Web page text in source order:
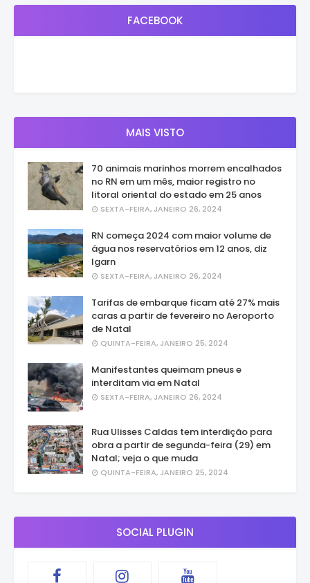
FACEBOOK
MAIS VISTO
70 animais marinhos morrem encalhados
no RN em um mês, maior registro no
litoral oriental do estado em 25 anos
SEXTA-FEIRA, JANEIRO 26, 2024
RN começa 2024 com maior volume de
água nos reservatórios em 12 anos, diz
Igarn
SEXTA-FEIRA, JANEIRO 26, 2024
Tarifas de embarque ficam até 27% mais
caras a partir de fevereiro no Aeroporto
de Natal
QUINTA-FEIRA, JANEIRO 25, 2024
Manifestantes queimam pneus e
interditam via em Natal
SEXTA-FEIRA, JANEIRO 26, 2024
Rua Ulisses Caldas tem interdição para
obra a partir de segunda-feira (29) em
Natal; veja o que muda
QUINTA-FEIRA, JANEIRO 25, 2024
SOCIAL PLUGIN